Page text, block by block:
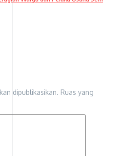
dipublikasikan. Ruas yang